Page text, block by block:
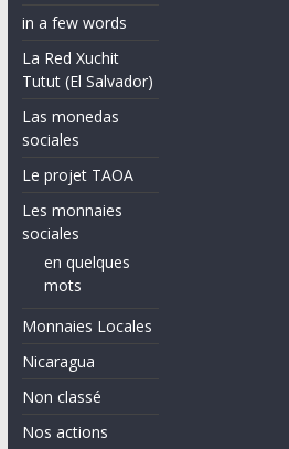
in a few words
La Red Xuchit
Tutut (El Salvador)
Las monedas
sociales
Le projet TAOA
Les monnaies
sociales
en quelques
mots
Monnaies Locales
Nicaragua
Non classé
Nos actions